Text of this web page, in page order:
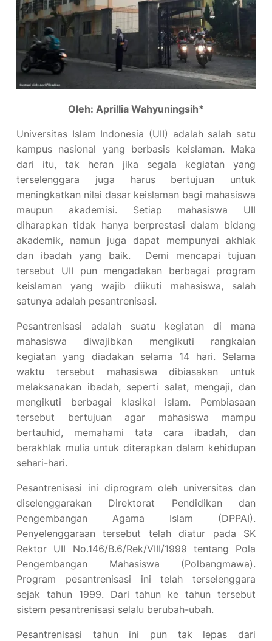
Oleh: Aprillia Wahyuningsih*
Universitas Islam Indonesia (UII) adalah salah satu
kampus nasional yang berbasis keislaman. Maka
dari itu, tak heran jika segala kegiatan yang
terselenggara juga harus bertujuan untuk
meningkatkan nilai dasar keislaman bagi mahasiswa
maupun akademisi. Setiap mahasiswa UII
diharapkan tidak hanya berprestasi dalam bidang
akademik, namun juga dapat mempunyai akhlak
dan ibadah yang baik. Demi mencapai tujuan
tersebut UII pun mengadakan berbagai program
keislaman yang wajib diikuti mahasiswa, salah
satunya adalah pesantrenisasi.
Pesantrenisasi adalah suatu kegiatan di mana
mahasiswa diwajibkan mengikuti rangkaian
kegiatan yang diadakan selama 14 hari. Selama
waktu tersebut mahasiswa dibiasakan untuk
melaksanakan ibadah, seperti salat, mengaji, dan
mengikuti berbagai klasikal islam. Pembiasaan
tersebut bertujuan agar mahasiswa mampu
bertauhid, memahami tata cara ibadah, dan
berakhlak mulia untuk diterapkan dalam kehidupan
sehari-hari.
Pesantrenisasi ini diprogram oleh universitas dan
diselenggarakan Direktorat Pendidikan dan
Pengembangan Agama Islam (DPPAI).
Penyelenggaraan tersebut telah diatur pada SK
Rektor UII No.146/B.6/Rek/VIII/1999 tentang Pola
Pengembangan Mahasiswa (Polbangmawa).
Program pesantrenisasi ini telah terselenggara
sejak tahun 1999. Dari tahun ke tahun tersebut
sistem pesantrenisasi selalu berubah-ubah.
Pesantrenisasi tahun ini pun tak lepas dari